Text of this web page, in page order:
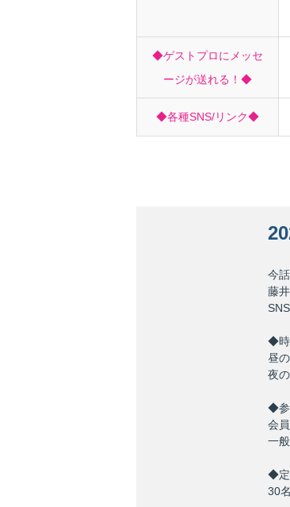
◆ゲストプロにメッセ
ージが送れる！◆
◆各種SNS/リンク◆